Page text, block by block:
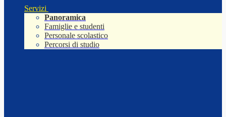
Servizi
Panoramica
Famiglie e studenti
Personale scolastico
Percorsi di studio